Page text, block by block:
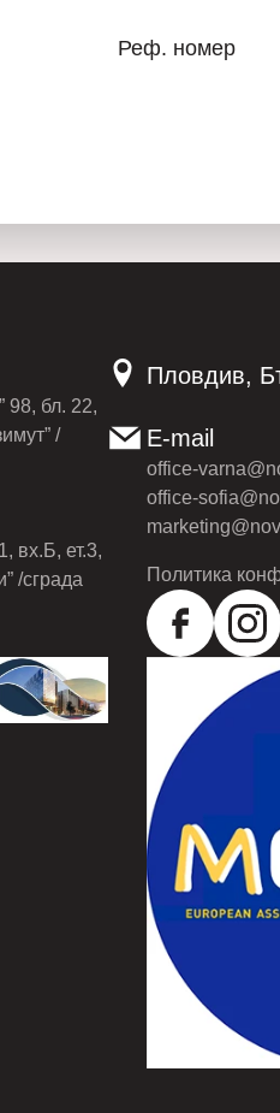
спокойную жилую среду и всё
близость к новому
24/7 — 0895550554
СТАНИМИР
ВСЕ
Реф. номер
98, бл. 22,
/
вх.Б, ет.3,
/сграда
Пловдив,
E-mail
office-
office-
Политика